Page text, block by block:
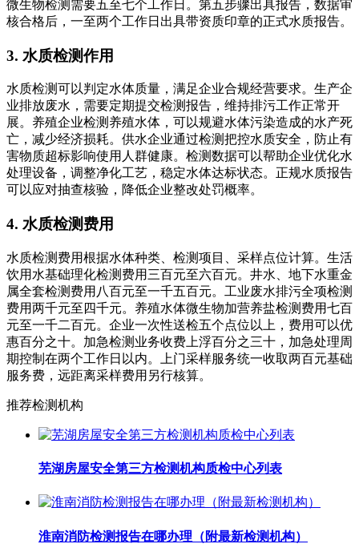
微生物检测需要五至七个工作日。第五步骤出具报告，数据审
核合格后，一至两个工作日出具带资质印章的正式水质报告。
3. 水质检测作用
水质检测可以判定水体质量，满足企业合规经营要求。生产企
业排放废水，需要定期提交检测报告，维持排污工作正常开
展。养殖企业检测养殖水体，可以规避水体污染造成的水产死
亡，减少经济损耗。供水企业通过检测把控水质安全，防止有
害物质超标影响使用人群健康。检测数据可以帮助企业优化水
处理设备，调整净化工艺，稳定水体达标状态。正规水质报告
可以应对抽查核验，降低企业整改处罚概率。
4. 水质检测费用
水质检测费用根据水体种类、检测项目、采样点位计算。生活
饮用水基础理化检测费用三百元至六百元。井水、地下水重金
属全套检测费用八百元至一千五百元。工业废水排污全项检测
费用两千元至四千元。养殖水体微生物加营养盐检测费用七百
元至一千二百元。企业一次性送检五个点位以上，费用可以优
惠百分之十。加急检测业务收费上浮百分之三十，加急处理周
期控制在两个工作日以内。上门采样服务统一收取两百元基础
服务费，远距离采样费用另行核算。
推荐检测机构
芜湖房屋安全第三方检测机构质检中心列表
淮南消防检测报告在哪办理（附最新检测机构）